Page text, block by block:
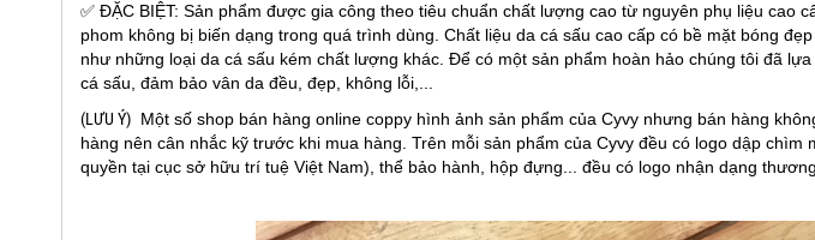
✅ ĐẶC BIỆT: Sản phẩm được gia công theo tiêu chuẩn chất lượng cao từ nguyên phụ liệu cao
phom không bị biến dạng trong quá trình dùng. Chất liệu da cá sấu cao cấp có bề mặt bóng
như những loại da cá sấu kém chất lượng khác. Để có một sản phẩm hoàn hảo chúng tôi đã
cá sấu, đảm bảo vân da đều, đẹp, không lỗi,...
(LƯU Ý)Một số shop bán hàng online coppy hình ảnh sản phẩm của Cyvy nhưng bán hàng
hàng nên cân nhắc kỹ trước khi mua hàng. Trên mỗi sản phẩm của Cyvy đều có logo dập chìm
quyền tại cục sở hữu trí tuệ Việt Nam), thể bảo hành, hộp đựng... đều có logo nhận dạng